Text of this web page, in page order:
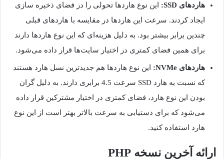
هاردهای SSD:
این نوع هاردها تحولی را در فضای ذخیره سازی
ایجاد کردند. سرعت این هاردها در مقایسه با هاردهای قبلی
چندین برابر بیشتر بود. به دلیل هزینه‌ای که این نوع هاردها دارند
برای همین فضای کمتری در اختیار سایت‌ها قرار داده می‌شود.
هاردهای NVMe:
این نوع هاردها هم جدیدترین نسل هارد هستند
که نسبت به هارد SSD سرعت 4.5 برابری دارند. به دلیل گران
بودن این نوع هارد، فضای کمتری در اختیار مشترکین قرار داده
می‌شود که برای دستیابی به سرعت بالاتر بهتر است از این نوع
هارد استفاده کنید.
ارائه آخرین نسخه PHP